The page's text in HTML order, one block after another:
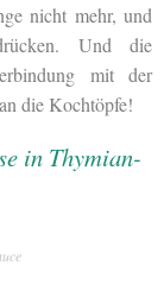
nicht mehr, und
Und die
mit der
die Kochtöpfe!